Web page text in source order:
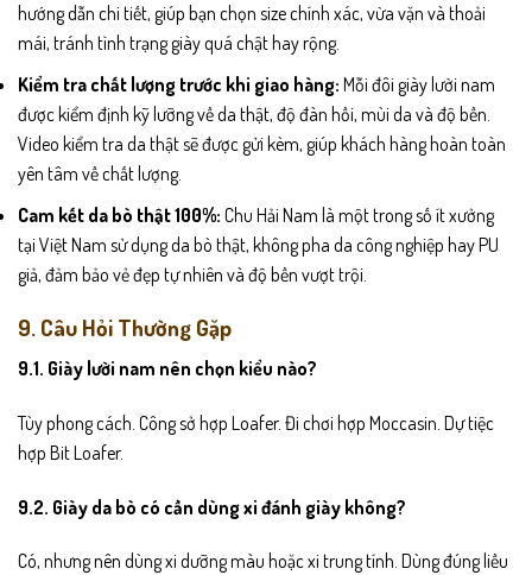
hướng dẫn chi tiết, giúp bạn chọn size chính xác, vừa vặn và thoải
mái, tránh tình trạng giày quá chật hay rộng.
Kiểm tra chất lượng trước khi giao hàng: Mỗi đôi giày lười nam
được kiểm định kỹ lưỡng về da thật, độ đàn hồi, mùi da và độ bền.
Video kiểm tra da thật sẽ được gửi kèm, giúp khách hàng hoàn toàn
yên tâm về chất lượng.
Cam kết da bò thật 100%: Chu Hải Nam là một trong số ít xưởng
tại Việt Nam sử dụng da bò thật, không pha da công nghiệp hay PU
giả, đảm bảo vẻ đẹp tự nhiên và độ bền vượt trội.
9. Câu Hỏi Thường Gặp
9.1. Giày lười nam nên chọn kiểu nào?
Tùy phong cách. Công sở hợp Loafer. Đi chơi hợp Moccasin. Dự tiệc
hợp Bit Loafer.
9.2. Giày da bò có cần dùng xi đánh giày không?
Có, nhưng nên dùng xi dưỡng màu hoặc xi trung tính. Dùng đúng liều